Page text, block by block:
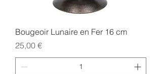
Bougeoir Lunaire en Fer 16 cm
Prix
25,00 €